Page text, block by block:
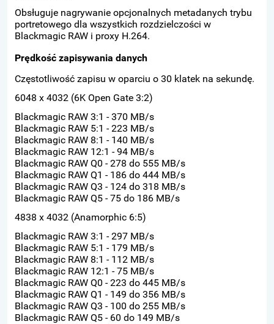
Obsługuje nagrywanie opcjonalnych metadanych trybu
portretowego dla wszystkich rozdzielczości w
Blackmagic RAW i proxy H.264.
Prędkość zapisywania danych
Częstotliwość zapisu w oparciu o 30 klatek na sekundę.
6048 x 4032 (6K Open Gate 3:2)
Blackmagic RAW 3:1 - 370 MB/s
Blackmagic RAW 5:1 - 223 MB/s
Blackmagic RAW 8:1 - 140 MB/s
Blackmagic RAW 12:1 - 94 MB/s
Blackmagic RAW Q0 - 278 do 555 MB/s
Blackmagic RAW Q1 - 186 do 444 MB/s
Blackmagic RAW Q3 - 124 do 318 MB/s
Blackmagic RAW Q5 - 75 do 186 MB/s
4838 x 4032 (Anamorphic 6:5)
Blackmagic RAW 3:1 - 297 MB/s
Blackmagic RAW 5:1 - 179 MB/s
Blackmagic RAW 8:1 - 112 MB/s
Blackmagic RAW 12:1 - 75 MB/s
Blackmagic RAW Q0 - 223 do 445 MB/s
Blackmagic RAW Q1 - 149 do 356 MB/s
Blackmagic RAW Q3 - 100 do 255 MB/s
Blackmagic RAW Q5 - 60 do 149 MB/s